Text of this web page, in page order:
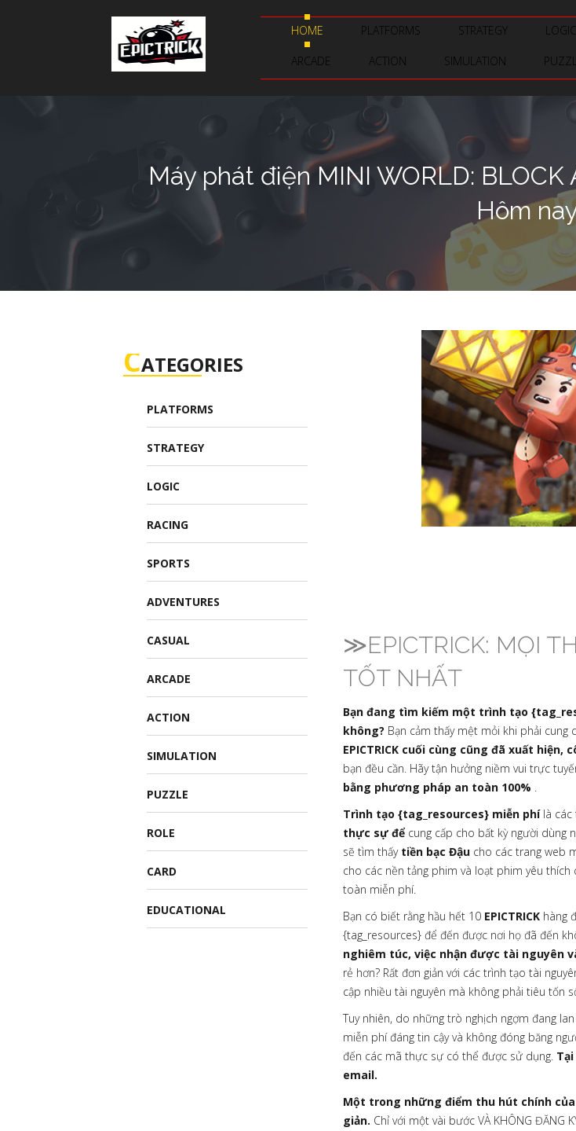
HOME PLATFORMS STRATEGY LOGIC
ARCADE ACTION SIMULATION
Máy phát điện MINI WORLD:
Hôm
CATEGORIES
PLATFORMS
STRATEGY
LOGIC
RACING
SPORTS
ADVENTURES
CASUAL
ARCADE
ACTION
SIMULATION
PUZZLE
ROLE
CARD
EDUCATIONAL
≫EPICTRICK: MỌI
TỐT NHẤT
Bạn đang tìm kiếm một trình tạo
không? Bạn cảm thấy mệt mỏi khi phải
EPICTRICK cuối cùng cũng đã xuất hiện,
bạn đều cần. Hãy tận hưởng niềm vui trực
bằng phương pháp an toàn 100% .
Trình tạo {tag_resources} miễn phílà các
thực sự để cung cấp cho bất kỳ người dùng
sẽ tìm thấy tiền bạc Đậu cho các trang web
cho các nền tảng phim và loạt phim yêu thích
toàn miễn phí.
Bạn có biết rằng hầu hết 10 EPICTRICK hàng
{tag_resources} để đến được nơi họ đã đến
nghiêm túc, việc nhận được tài nguyên
rẻ hơn? Rất đơn giản với các trình tạo tài
cập nhiều tài nguyên mà không phải tiêu tốn
Tuy nhiên, do những trò nghịch ngợm đang
miễn phí đáng tin cậy và không đóng băng
đến các mã thực sự có thể được sử dụng.
email.
Một trong những điểm thu hút chính
giản. Chỉ với một vài bước VÀ KHÔNG ĐĂNG